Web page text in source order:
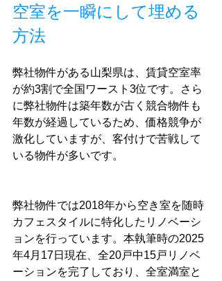
空室を一瞬にして埋める
方法
弊社物件がある山梨県は、賃貸空室率
が約3割で全国ワースト3位です。さら
に弊社物件は築年数が古く競合物件も
年数が経過しているため、価格競争が
激化していますが、客付けで苦戦して
いる物件が多いです。
弊社物件では2018年から空き室を随時
カフェスタイルに特化したリノベーシ
ョンを行っています。本執筆時の2025
年4月17日現在、全20戸中15戸リノベ
ーションを完了しており、全室満室と